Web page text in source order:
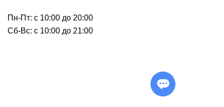
Пн-Пт: с 10:00 до 20:00
Сб-Вс: с 10:00 до 21:00